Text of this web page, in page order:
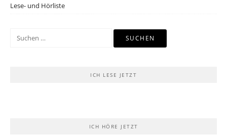
Lese- und Hörliste
Suchen
ICH LESE JETZT
ICH HÖRE JETZT